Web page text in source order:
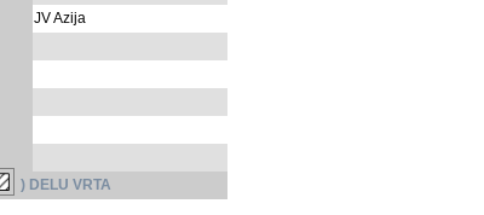
JV Azija
) DELU VRTA